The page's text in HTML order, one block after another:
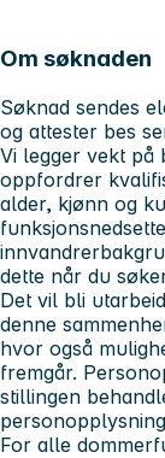
Om søknaden
Søknad sendes
og attester bes
Vi legger vekt på
oppfordrer
alder, kjønn og
dette når du
Det vil bli
denne
hvor også
fremgår.
stillingen
For alle